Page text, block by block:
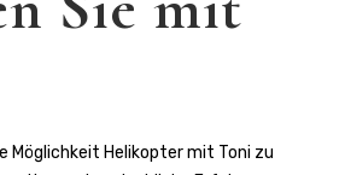
Möglichkeit Helikopter mit Toni zu